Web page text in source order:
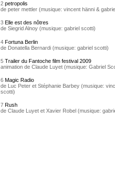
2 petropolis
de peter mettler (musique: vincent hänni &
3 Elle est des nôtres
de Siegrid Alnoy (musique: gabriel scotti)
4 Fortuna Berlin
de Donatella Bernardi (musique: gabriel scotti)
5 Trailer du Fantoche film festival 2009
animation de Claude Luyet (musique: Gabriel
6 Magic Radio
de Luc Peter et Stéphanie Barbey (musique:
scotti)
7 Rush
de Claude Luyet et Xavier Robel (musique: